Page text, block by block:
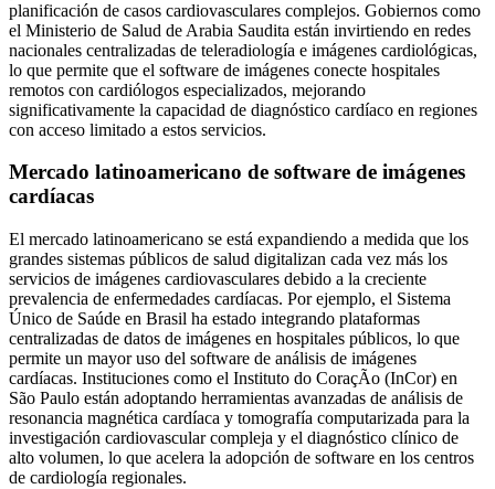
planificación de casos cardiovasculares complejos. Gobiernos como
el Ministerio de Salud de Arabia Saudita están invirtiendo en redes
nacionales centralizadas de teleradiología e imágenes cardiológicas,
lo que permite que el software de imágenes conecte hospitales
remotos con cardiólogos especializados, mejorando
significativamente la capacidad de diagnóstico cardíaco en regiones
con acceso limitado a estos servicios.
Mercado latinoamericano de software de imágenes
cardíacas
El mercado latinoamericano se está expandiendo a medida que los
grandes sistemas públicos de salud digitalizan cada vez más los
servicios de imágenes cardiovasculares debido a la creciente
prevalencia de enfermedades cardíacas. Por ejemplo, el Sistema
Único de Saúde en Brasil ha estado integrando plataformas
centralizadas de datos de imágenes en hospitales públicos, lo que
permite un mayor uso del software de análisis de imágenes
cardíacas. Instituciones como el Instituto do CoraçÃo (InCor) en
São Paulo están adoptando herramientas avanzadas de análisis de
resonancia magnética cardíaca y tomografía computarizada para la
investigación cardiovascular compleja y el diagnóstico clínico de
alto volumen, lo que acelera la adopción de software en los centros
de cardiología regionales.